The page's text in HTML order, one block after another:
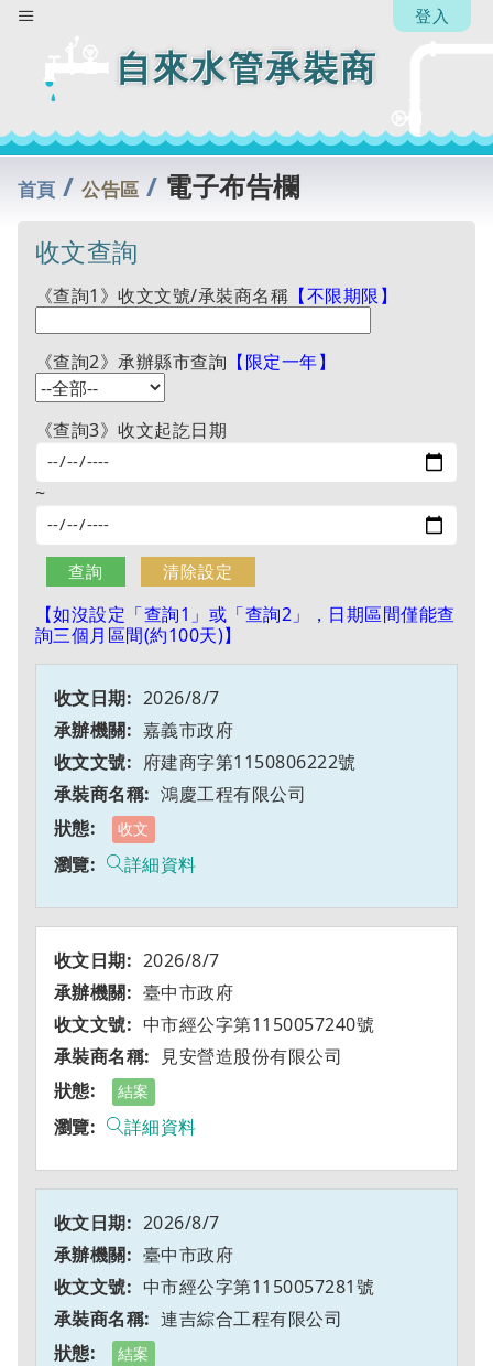
自來水管承裝商
登入
首頁 /公告區 / 電子布告欄
收文查詢
《查詢1》收文文號/承裝商名稱 【不限期限】
《查詢2》承辦縣市查詢 【限定一年】
《查詢3》收文起訖日期
~
【如沒設定「查詢1」或「查詢2」，日期區間僅能查
詢三個月區間(約100天)】
2026/8/7
嘉義市政府
府建商字第1150806222號
鴻慶工程有限公司
收文
詳細資料
2026/8/7
臺中市政府
中市經公字第1150057240號
見安營造股份有限公司
結案
詳細資料
2026/8/7
臺中市政府
中市經公字第1150057281號
連吉綜合工程有限公司
結案